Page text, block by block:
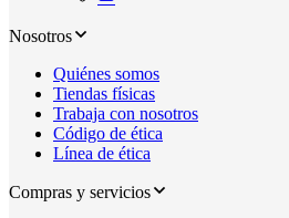
Nosotros
Quiénes somos
Tiendas físicas
Trabaja con nosotros
Código de ética
Línea de ética
Compras y servicios